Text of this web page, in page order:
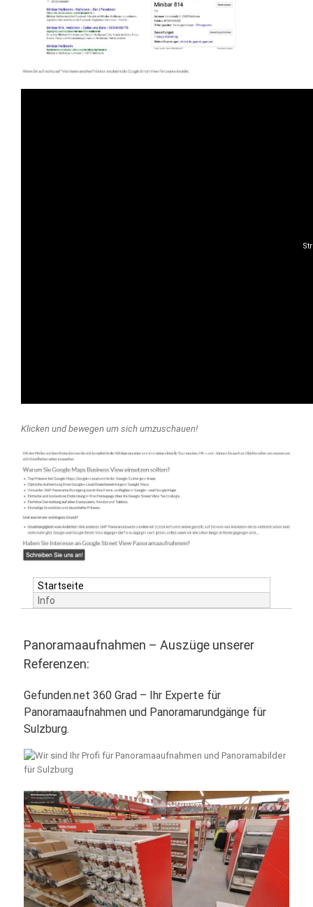
Klicken und bewegen um sich umzuschauen!
Startseite
Info
Panoramaaufnahmen – Auszüge unserer
Referenzen:
Gefunden.net 360 Grad – Ihr Experte für
Panoramaaufnahmen und Panoramarundgänge für
Sulzburg.